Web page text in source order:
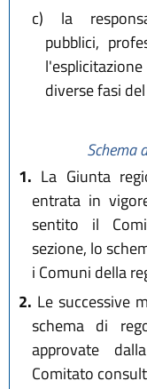
c) la
pubblici,
diverse fasi
Schema
1. La Giunta
entrata in
sentito il
sezione, lo
i Comuni della
2. Le successive
schema di
approvate
Comitato